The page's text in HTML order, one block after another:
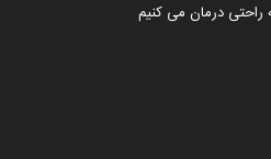
راحتی درمان می کنیم